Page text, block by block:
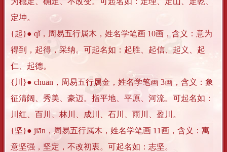
定坤。
{起}● qǐ，周易五行属木，姓名学笔画 10画，含义：意为
得到，起得，采纳。可起名如：起胜、起信、起义、起
仁、起德。
{川}● chuān，周易五行属金，姓名学笔画 3画，含义：象
征清阔、秀美、豪迈。指平地、平原、河流。可起名如：
川红、百川、林川、成川、石川、雨川、盈川。
{坚}● jiān，周易五行属木，姓名学笔画 11画，含义：寓
意坚强，坚定，不改初衷。可起名如：志坚。